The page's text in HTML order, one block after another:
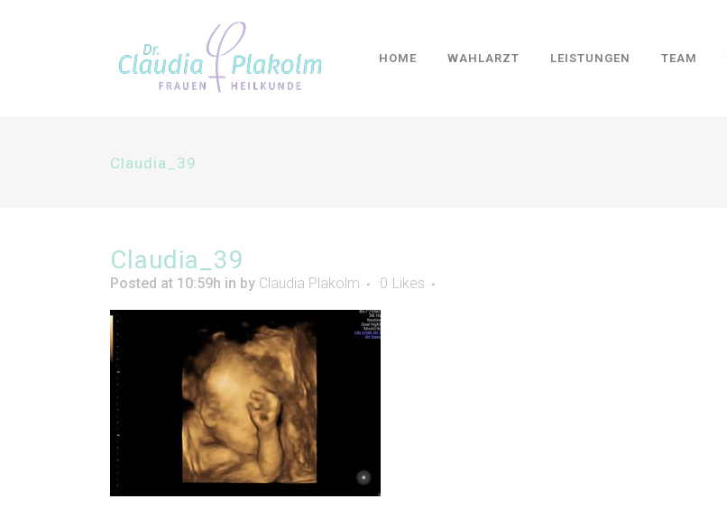
HOME WAHLARZT LEISTUNGEN TEAM
Claudia_39
Claudia_39
Posted at 10:59h in by Claudia Plakolm 0 Likes